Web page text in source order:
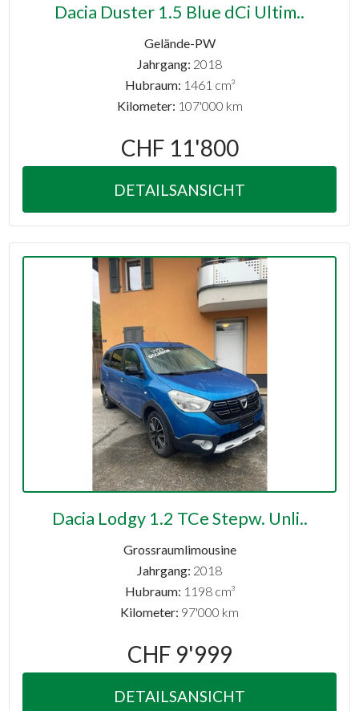
Dacia Duster 1.5 Blue dCi Ultim..
Gelände-PW
Jahrgang: 2018
Hubraum: 1461 cm³
Kilometer: 107'000 km
CHF 11'800
DETAILSANSICHT
Dacia Lodgy 1.2 TCe Stepw. Unli..
Grossraumlimousine
Jahrgang: 2018
Hubraum: 1198 cm³
Kilometer: 97'000 km
CHF 9'999
DETAILSANSICHT